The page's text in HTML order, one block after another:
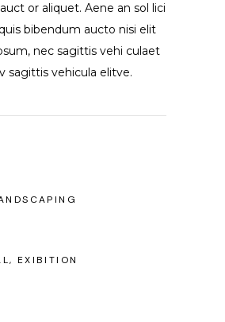
or aliquet. Aene an sol lici
bibendum aucto nisi elit
nec sagittis vehi culaet
sagittis vehicula elitve.
EXIBITION